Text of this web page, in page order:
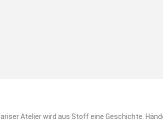
Red Carpet und der Kunst des Augenblicks In einem Pariser Atelier wird aus